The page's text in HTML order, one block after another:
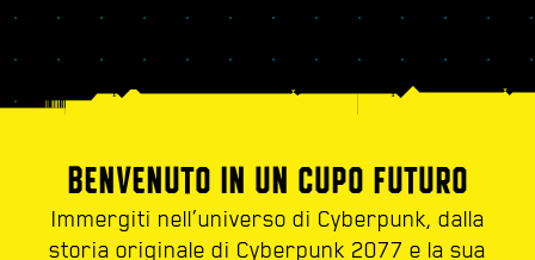
BENVENUTO IN UN CUPO FUTURO
Immergiti nell’universo di Cyberpunk, dalla
storia originale di Cyberpunk 2077 e la sua